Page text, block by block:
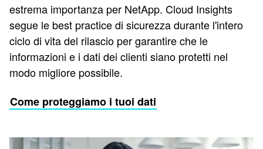
estrema importanza per NetApp. Cloud Insights
segue le best practice di sicurezza durante l'intero
ciclo di vita del rilascio per garantire che le
informazioni e i dati dei clienti siano protetti nel
modo migliore possibile.
Come proteggiamo i tuoi dati